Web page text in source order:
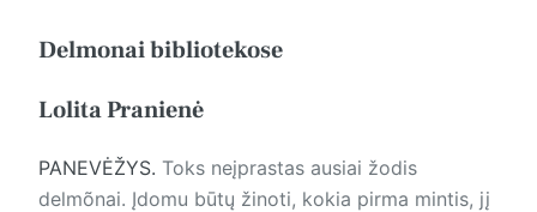
Delmonai bibliotekose
Lolita Pranienė
PANEVĖŽYS. Toks neįprastas ausiai žodis
delmõnai. Įdomu būtų žinoti, kokia pirma mintis, jį